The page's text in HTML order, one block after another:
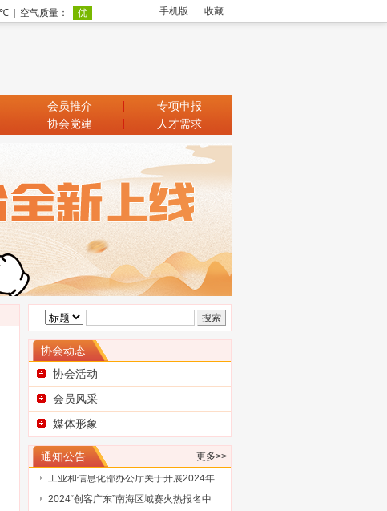
收藏
手机版
会员推介
专项申报
协会党建 人才需求
协会动态
协会活动
会员风采
媒体形象
更多>>
通知公告
广东省科学技术厅关于征集2025浦江创
新论坛—全球技术转移大会参展项目
广东省科学技术厅关于组织参加2025中
国国际大数据产业博览会的通知
广东省工业和信息化厅关于广东民营企
业家智库成员（第三批）名单的通告
工业和信息化部办公厅关于开展2024年
工业废水循环利用典型案例征集工作的
通知
2024“创客广东”南海区域赛火热报名中
关于公布 2023年佛山高新区金融服务企